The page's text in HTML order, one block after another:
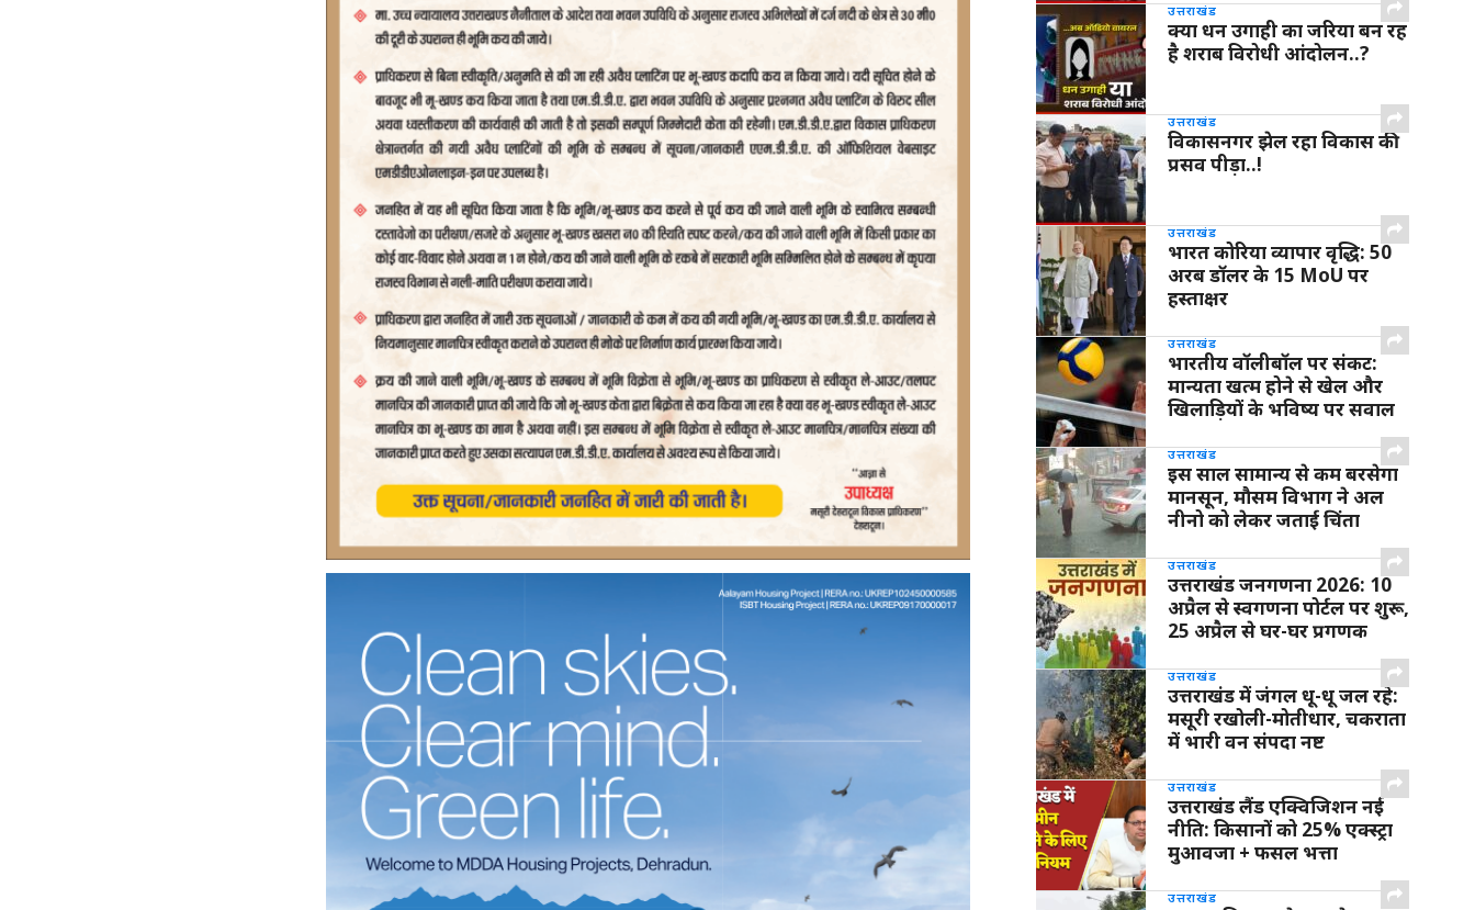
उत्तराखंड
क्या धन उगाही का जरिया बन रह
है शराब विरोधी आंदोलन..?
उत्तराखंड
विकासनगर झेल रहा विकास की
प्रसव पीड़ा..!
उत्तराखंड
भारत कोरिया व्यापार वृद्धि: 50
अरब डॉलर के 15 MoU पर
हस्ताक्षर
उत्तराखंड
भारतीय वॉलीबॉल पर संकट:
मान्यता खत्म होने से खेल और
खिलाड़ियों के भविष्य पर सवाल
उत्तराखंड
इस साल सामान्य से कम बरसेगा
मानसून, मौसम विभाग ने अल
नीनो को लेकर जताई चिंता
उत्तराखंड
उत्तराखंड जनगणना 2026: 10
अप्रैल से स्वगणना पोर्टल पर शुरू,
25 अप्रैल से घर-घर प्रगणक
उत्तराखंड
उत्तराखंड में जंगल धू-धू जल रहे:
मसूरी रखोली-मोतीधार, चकराता
में भारी वन संपदा नष्ट
उत्तराखंड
उत्तराखंड लैंड एक्विजिशन नई
नीति: किसानों को 25% एक्स्ट्रा
मुआवजा + फसल भत्ता
उत्तराखंड